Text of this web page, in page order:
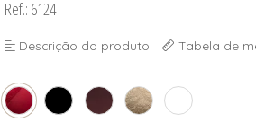
Ref.: 6124
Descrição do produto Tabela de